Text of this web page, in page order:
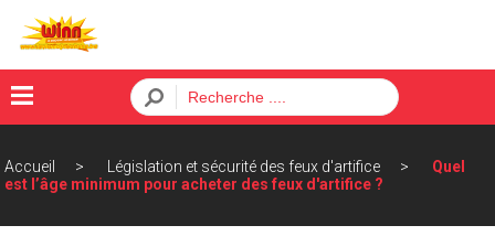
Menu
Accueil Législation et sécurité des feux d'artifice
Quel
est l’âge minimum pour acheter des feux d'artifice ?